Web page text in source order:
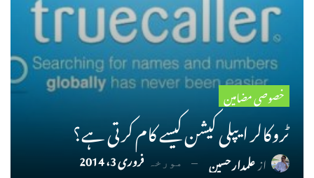
خصوصی مضامین
ٹروکالر ایپلی کیشن کیسے کام کرتی ہے؟
ازعلمدار حسین مورخہ فروری 3، 2014